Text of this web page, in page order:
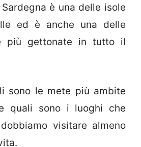
è una delle isole
ed è anche una delle
più gettonate in tutto il
sono le mete più ambite
quali sono i luoghi che
visitare almeno